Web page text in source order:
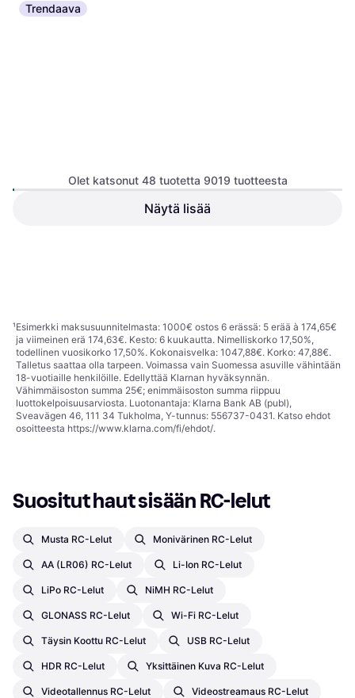
Trendaava
Quadcopter, Kamera
Olet katsonut 48 tuotetta 9019 tuotteesta
Näytä lisää
¹Esimerkki maksusuunnitelmasta: 1000€ ostos 6 erässä: 5 erää à 174,65€
ja viimeinen erä 174,63€. Kesto: 6 kuukautta. Nimelliskorko 17,50%,
todellinen vuosikorko 17,50%. Kokonaisvelka: 1047,88€. Korko: 47,88€.
Talletus saattaa olla tarpeen. Voimassa vain Suomessa asuville vähintään
18-vuotiaille henkilöille. Edellyttää Klarnan hyväksynnän.
Vähimmäisoston summa 25€; enimmäisoston summa riippuu
luottokelpoisuusarviosta. Luotonantaja: Klarna Bank AB (publ),
Sveavägen 46, 111 34 Tukholma, Y-tunnus: 556737-0431. Katso ehdot
osoitteesta https://www.klarna.com/fi/ehdot/.
Suositut haut sisään RC-lelut
Musta RC-Lelut Monivärinen RC-Lelut
AA (LR06) RC-Lelut Li-Ion RC-Lelut
LiPo RC-Lelut NiMH RC-Lelut
GLONASS RC-Lelut Wi-Fi RC-Lelut
Täysin Koottu RC-Lelut USB RC-Lelut
HDR RC-Lelut Yksittäinen Kuva RC-Lelut
Videotallennus RC-Lelut Videostreamaus RC-Lelut